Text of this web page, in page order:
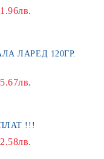
1.96лв.
5.67лв.
ПАПКА ДЕЛО С ПЛАТ !!!
2.58лв.